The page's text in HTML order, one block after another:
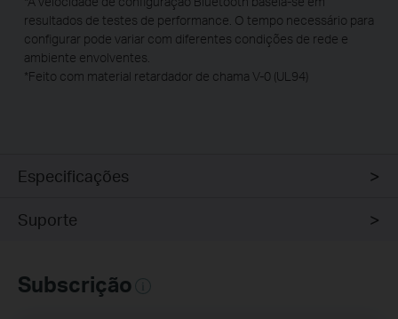
resultados de testes de performance. O tempo necessário para
configurar pode variar com diferentes condições de rede e
ambiente envolventes.
*Feito com material retardador de chama V-0 (UL94)
Especificações
Suporte
Subscrição